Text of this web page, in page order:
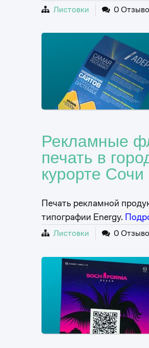
Листовки 0
Рекламные
печать в
курорте Сочи
Печать рекламной
типографии Energy.
Листовки 0